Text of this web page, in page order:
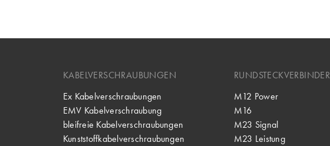
KABELVERSCHRAUBUNGEN
Ex Kabelverschraubungen
EMV Kabelverschraubung
bleifreie Kabelverschraubungen
Kunststoffkabelverschraubungen
RUNDSTECKVERBINDER
M12 Power
M16
M23 Signal
M23 Leistung